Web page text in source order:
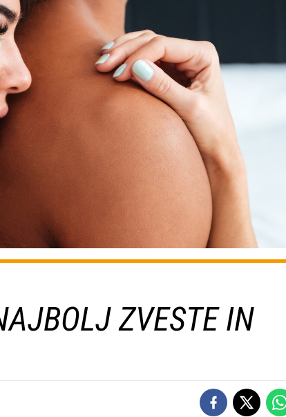
ZVESTE IN